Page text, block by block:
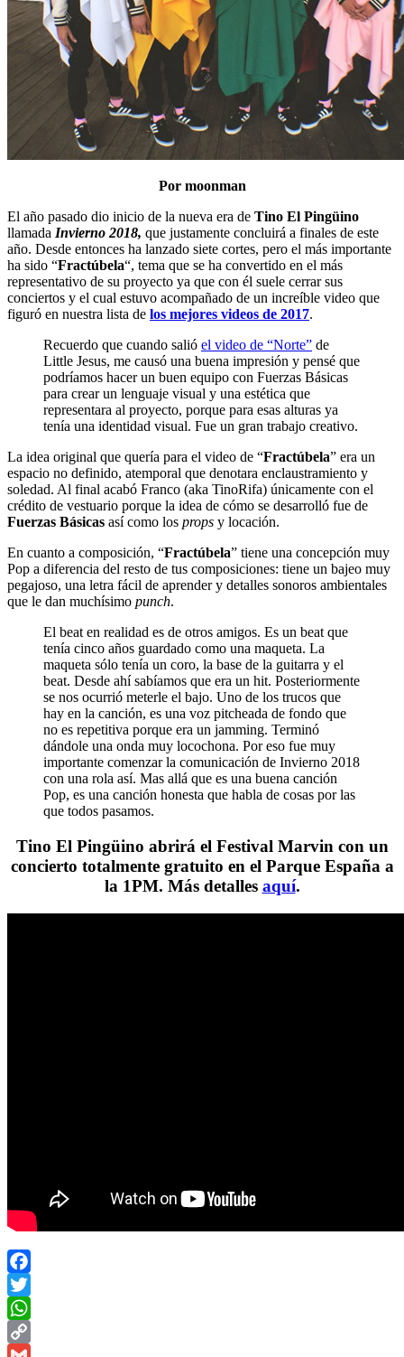
Por moonman
El año pasado dio inicio de la nueva era de Tino El Pingüino
llamada Invierno 2018, que justamente concluirá a finales de este
año. Desde entonces ha lanzado siete cortes, pero el más importante
ha sido “Fractúbela“, tema que se ha convertido en el más
representativo de su proyecto ya que con él suele cerrar sus
conciertos y el cual estuvo acompañado de un increíble video que
figuró en nuestra lista de los mejores videos de 2017.
Recuerdo que cuando salió el video de “Norte” de
Little Jesus, me causó una buena impresión y pensé que
podríamos hacer un buen equipo con Fuerzas Básicas
para crear un lenguaje visual y una estética que
representara al proyecto, porque para esas alturas ya
tenía una identidad visual. Fue un gran trabajo creativo.
La idea original que quería para el video de “Fractúbela” era un
espacio no definido, atemporal que denotara enclaustramiento y
soledad. Al final acabó Franco (aka TinoRifa) únicamente con el
crédito de vestuario porque la idea de cómo se desarrolló fue de
Fuerzas Básicas así como los props y locación.
En cuanto a composición, “Fractúbela” tiene una concepción muy
Pop a diferencia del resto de tus composiciones: tiene un bajeo muy
pegajoso, una letra fácil de aprender y detalles sonoros ambientales
que le dan muchísimo punch.
El beat en realidad es de otros amigos. Es un beat que
tenía cinco años guardado como una maqueta. La
maqueta sólo tenía un coro, la base de la guitarra y el
beat. Desde ahí sabíamos que era un hit. Posteriormente
se nos ocurrió meterle el bajo. Uno de los trucos que
hay en la canción, es una voz pitcheada de fondo que
no es repetitiva porque era un jamming. Terminó
dándole una onda muy locochona. Por eso fue muy
importante comenzar la comunicación de Invierno 2018
con una rola así. Mas allá que es una buena canción
Pop, es una canción honesta que habla de cosas por las
que todos pasamos.
Tino El Pingüino abrirá el Festival Marvin con un
concierto totalmente gratuito en el Parque España a
la 1PM. Más detalles aquí.
Facebook
Twitter
WhatsApp